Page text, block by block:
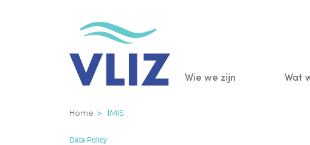
Main
Wie we zijn Wat
Kruimelpad
Home IMIS
Data Policy